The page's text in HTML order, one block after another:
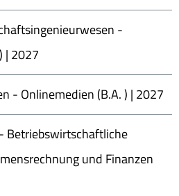
-
| 2027
- Onlinemedien (B.A. ) | 2027
Betriebswirtschaftliche
und Finanzen